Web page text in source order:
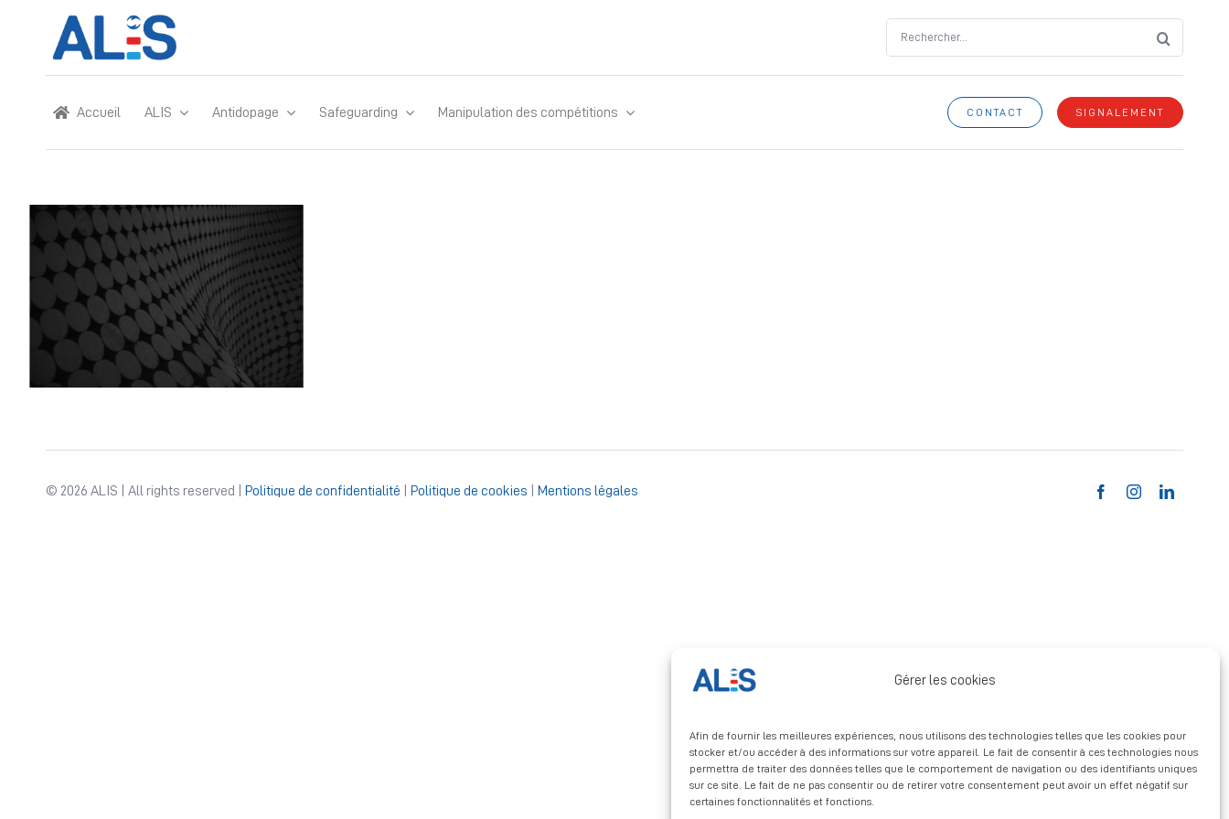
Gérer les cookies
Afin de fournir les meilleures expériences, nous utilisons des technologies telles que les cookies pour
stocker et/ou accéder à des informations sur votre appareil. Le fait de consentir à ces technologies nous
permettra de traiter des données telles que le comportement de navigation ou des identifiants uniques
sur ce site. Le fait de ne pas consentir ou de retirer votre consentement peut avoir un effet négatif sur
certaines fonctionnalités et fonctions.
for:
Accueil ALIS Antidopage Safeguarding Manipulation des compétitions CONTACT SIGNALEMENT
© 2026 ALIS | All rights reserved | Politique de confidentialité Politique de cookies Mentions légales